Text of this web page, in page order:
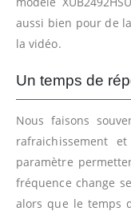
aussi bien pour de
la vidéo.
Un temps de
Nous faisons
rafraichissement
paramètre
fréquence change
alors que le temps